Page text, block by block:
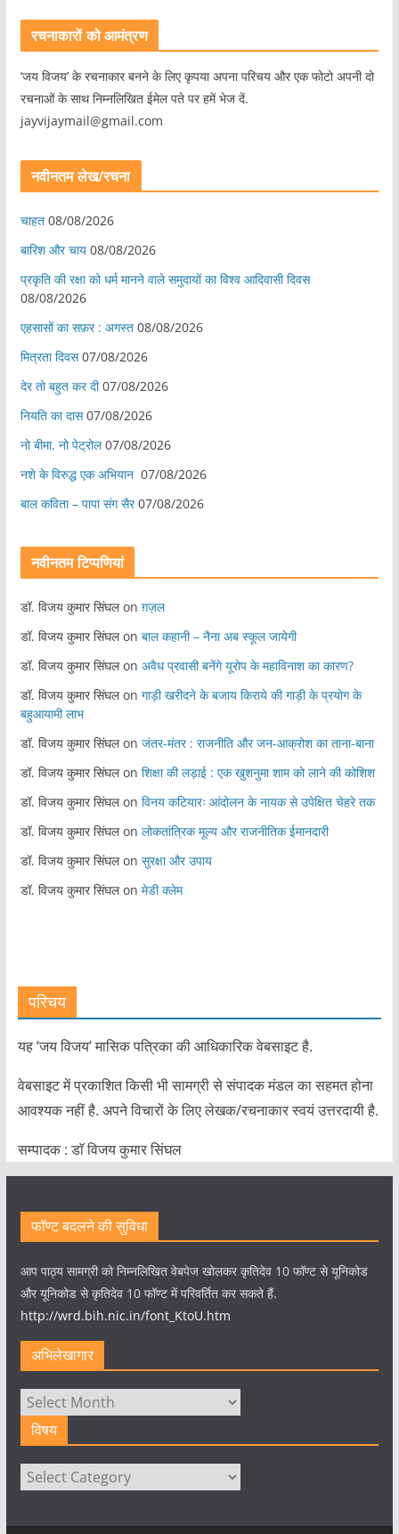
रचनाकारों को आमंत्रण
‘जय विजय’ के रचनाकार बनने के लिए कृपया अपना परिचय और एक फोटो अपनी दो
रचनाओं के साथ निम्नलिखित ईमेल पते पर हमें भेज दें.
jayvijaymail@gmail.com
नवीनतम लेख/रचना
चाहत 08/08/2026
बारिश और चाय 08/08/2026
प्रकृति की रक्षा को धर्म मानने वाले समुदायों का विश्व आदिवासी दिवस
08/08/2026
एहसासों का सफ़र : अगस्त 08/08/2026
मित्रता दिवस 07/08/2026
देर तो बहुत कर दी 07/08/2026
नियति का दास 07/08/2026
नो बीमा, नो पेट्रोल 07/08/2026
नशे के विरुद्ध एक अभियान 07/08/2026
बाल कविता – पापा संग सैर 07/08/2026
नवीनतम टिप्पणियां
डॉ. विजय कुमार सिंघलon ग़ज़ल
डॉ. विजय कुमार सिंघलon बाल कहानी – नैना अब स्कूल जायेगी
डॉ. विजय कुमार सिंघलon अवैध प्रवासी बनेंगे यूरोप के महाविनाश का कारण?
डॉ. विजय कुमार सिंघलon गाड़ी खरीदने के बजाय किराये की गाड़ी के प्रयोग के
बहुआयामी लाभ
डॉ. विजय कुमार सिंघलon जंतर-मंतर : राजनीति और जन-आक्रोश का ताना-बाना
डॉ. विजय कुमार सिंघलon शिक्षा की लड़ाई : एक खुशनुमा शाम को लाने की कोशिश
डॉ. विजय कुमार सिंघलon विनय कटियारः आंदोलन के नायक से उपेक्षित चेहरे तक
डॉ. विजय कुमार सिंघलon लोकतांत्रिक मूल्य और राजनीतिक ईमानदारी
डॉ. विजय कुमार सिंघलon सुरक्षा और उपाय
डॉ. विजय कुमार सिंघलon मेडी क्लेम
परिचय
यह ‘जय विजय’ मासिक पत्रिका की आधिकारिक वेबसाइट है.
वेबसाइट में प्रकाशित किसी भी सामग्री से संपादक मंडल का सहमत होना
आवश्यक नहीं है. अपने विचारों के लिए लेखक/रचनाकार स्वयं उत्तरदायी है.
सम्पादक : डाॅ विजय कुमार सिंघल
फॉण्ट बदलने की सुविधा
आप पाठ्य सामग्री को निम्नलिखित वेबपेज खोलकर कृतिदेव 10 फॉण्ट से यूनिकोड
और यूनिकोड से कृतिदेव 10 फॉण्ट में परिवर्तित कर सकते हैं.
http://wrd.bih.nic.in/font_KtoU.htm
अभिलेखागार
अभिलेखागार
विषय
विषय